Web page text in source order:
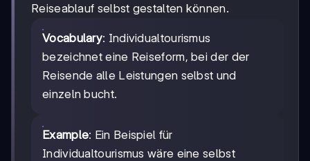
Reiseablauf selbst gestalten können.
Vocabulary: Individualtourismus
bezeichnet eine Reiseform, bei der der
Reisende alle Leistungen selbst und
einzeln bucht.
Example: Ein Beispiel für
Individualtourismus wäre eine selbst